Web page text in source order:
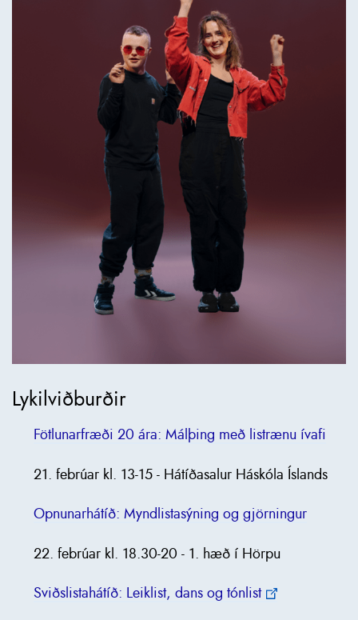
Lykilviðburðir
Fötlunarfræði 20 ára: Málþing með listrænu ívafi
21. febrúar kl. 13-15 - Hátíðasalur Háskóla Íslands
Opnunarhátíð: Myndlistasýning og gjörningur
22. febrúar kl. 18.30-20 - 1. hæð í Hörpu
Sviðslistahátíð: Leiklist, dans og tónlist